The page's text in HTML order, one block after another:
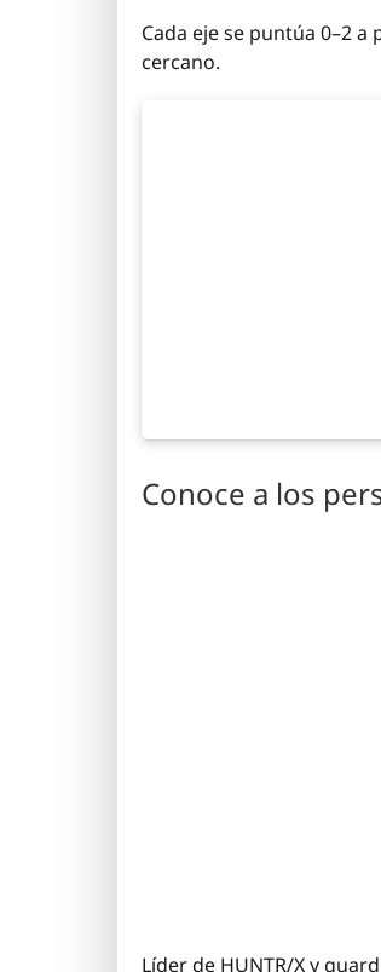
Cada eje se puntúa 0–2
cercano.
Conoce a los
Líder de HUNTR/X y